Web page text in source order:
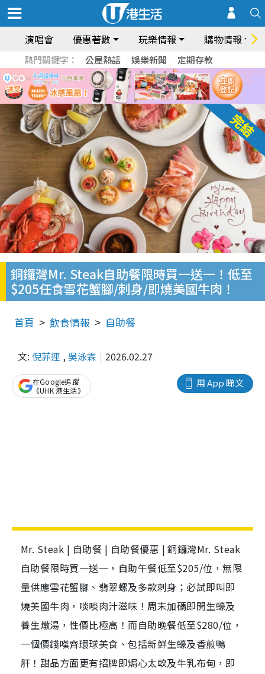
演唱會 優惠著數 玩樂情報 購物情報
熱門關鍵字： 公屋熱話 娛樂新聞 定期存款
銅鑼灣Mr. Steak自助餐限時買一送一！低至
$205任食雪花蟹腳/刺身/即燒美國牛肉！
首頁 飲食情報 自助餐
文: 倪菲連 ,吳泳霖 2026.02.27
用 App 睇文
在Google追蹤
《UHK 港生活》
Mr. Steak | 自助餐 | 自助餐優惠 | 銅鑼灣Mr. Steak
自助餐限時買一送一，自助午餐低至$205/位，無限
量供應雪花蟹腳、翡翠螺及多款刺身；必試即叫即
燒美國牛肉，啖啖肉汁滋味！周末加碼即開生蠔及
養生燉湯，性價比極高！而自助晚餐低至$280/位，
一個價錢嘆齊環球美食、包括新鮮生蠔及香煎鴨
肝！甜品方面更有招牌即焗心太軟及牛乳布甸，即